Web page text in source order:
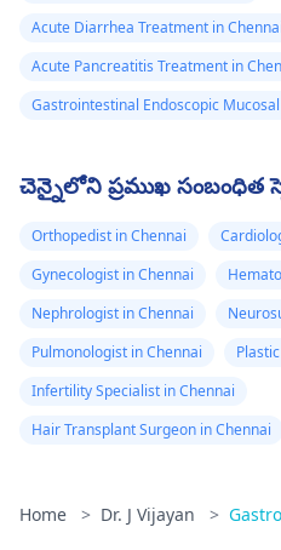
Acute Diarrhea Treatment in Chennai
Acute Pancreatitis Treatment in
Gastrointestinal Endoscopic
చెన్నైలోని ప్రముఖ సంబంధిత
Orthopedist in Chennai
Gynecologist in Chennai
Nephrologist in Chennai
Pulmonologist in Chennai
Infertility Specialist in Chennai
Hair Transplant Surgeon in Chennai
Home > Dr. J Vijayan >